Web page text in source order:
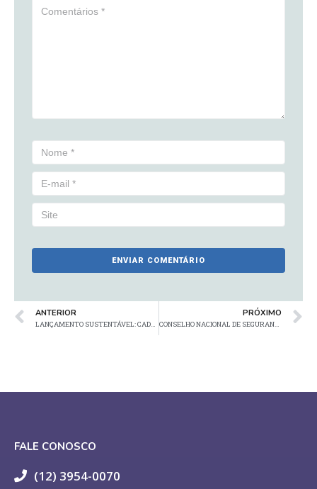
ANTERIOR PRÓXIMO
CONSELHO NACIONAL DE SEGURANÇA
FALE CONOSCO
(12) 3954-0070